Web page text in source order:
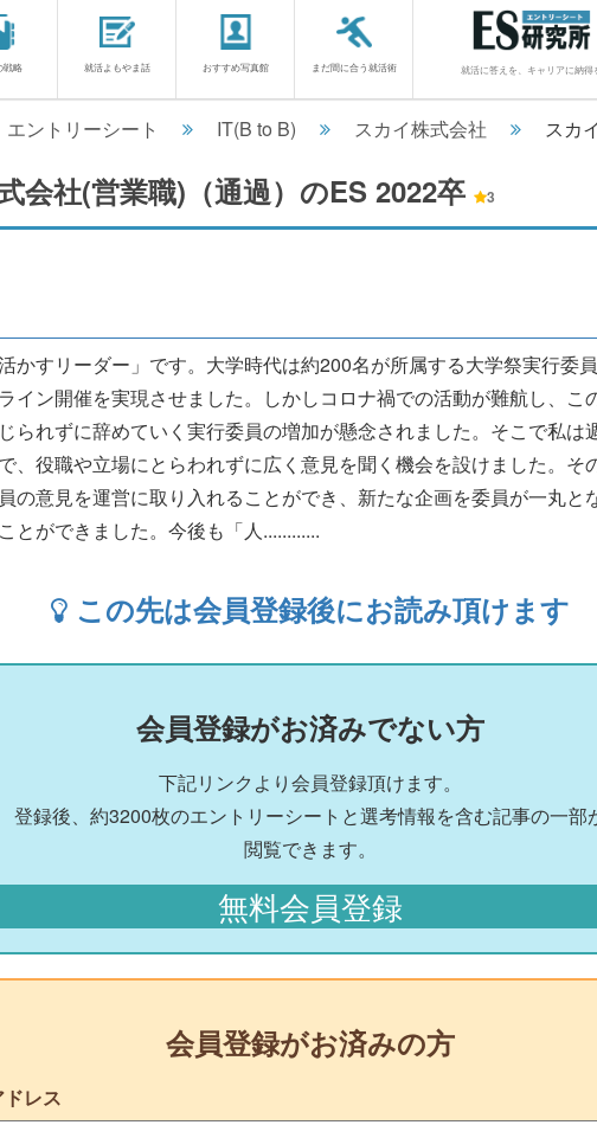
戦略 就活よもやま話 おすすめ写真館 まだ間に合う就活術 就活に答えを、キャリアに納得
エントリーシート IT(B to B) スカイ株式会社 スカ
会社(営業職)（通過）のES 2022卒 3
かすリーダー」です。大学時代は約200名が所属する大学祭実行委
イン開催を実現させました。しかしコロナ禍での活動が難航し、こ
られずに辞めていく実行委員の増加が懸念されました。そこで私は
、役職や立場にとらわれずに広く意見を聞く機会を設けました。そ
の意見を運営に取り入れることができ、新たな企画を委員が一丸と
とができました。今後も「人............
この先は会員登録後にお読み頂けます
会員登録がお済みでない方
下記リンクより会員登録頂けます。
登録後、約3200枚のエントリーシートと選考情報を含む記事の一部
閲覧できます。
無料会員登録
会員登録がお済みの方
レス